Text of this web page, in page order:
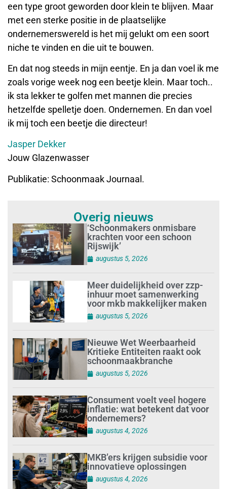
een type groot geworden door klein te blijven. Maar
met een sterke positie in de plaatselijke
ondernemerswereld is het mij gelukt om een soort
niche te vinden en die uit te bouwen.
En dat nog steeds in mijn eentje. En ja dan voel ik me
zoals vorige week nog een beetje klein. Maar toch..
ik sta lekker te golfen met mannen die precies
hetzelfde spelletje doen. Ondernemen. En dan voel
ik mij toch een beetje die directeur!
Jasper Dekker
Jouw Glazenwasser
Publikatie: Schoonmaak Journaal.
Overig nieuws
‘Schoonmakers onmisbare
krachten voor een schoon
Rijswijk’
augustus 5, 2026
Meer duidelijkheid over zzp-
inhuur moet samenwerking
voor mkb makkelijker maken
augustus 5, 2026
Nieuwe Wet Weerbaarheid
Kritieke Entiteiten raakt ook
schoonmaakbranche
augustus 5, 2026
Consument voelt veel hogere
inflatie: wat betekent dat voor
ondernemers?
augustus 4, 2026
MKB’ers krijgen subsidie voor
innovatieve oplossingen
augustus 4, 2026